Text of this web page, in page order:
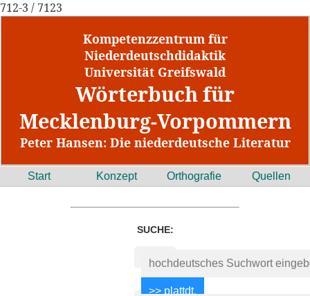
712-3 / 7123
Kompetenzzentrum für
Niederdeutschdidaktik
Universität Greifswald
Wörterbuch für
Mecklenburg-Vorpommern
Peter Hansen: Die niederdeutsche Literatur
Start Konzept Orthografie Quellen
SUCHE: